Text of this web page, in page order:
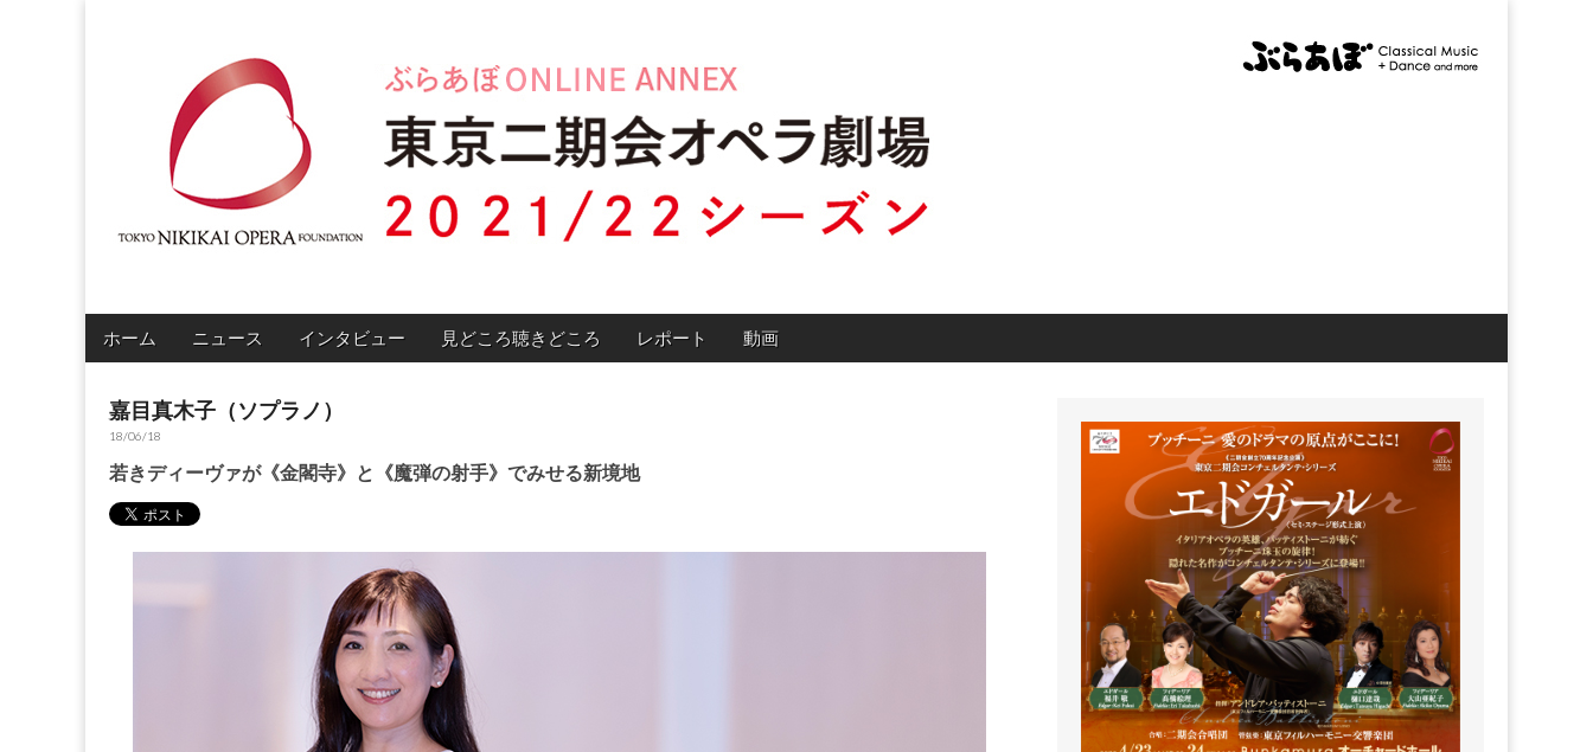
東京二期会特設サイト
Main
Skip
ホーム ニュース インタビュー 見どころ聴きどころ レポート 動画
嘉目真木子（ソプラノ）
18/06/18
若きディーヴァが《金閣寺》と《魔弾の射手》でみせる新境地